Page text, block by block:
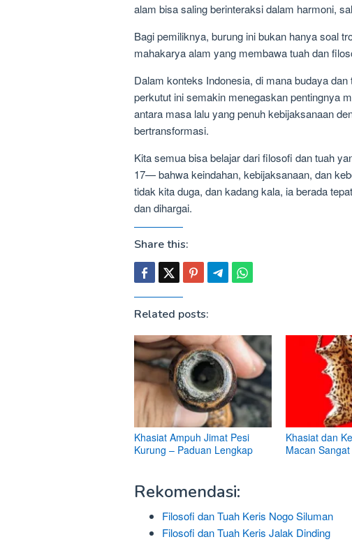
alam bisa saling berinteraksi dalam harmoni,
Bagi pemiliknya, burung ini bukan hanya soal
mahakarya alam yang membawa tuah dan
Dalam konteks Indonesia, di mana budaya
perkutut ini semakin menegaskan pentingnya
antara masa lalu yang penuh kebijaksanaan
bertransformasi.
Kita semua bisa belajar dari filosofi dan tuah
17— bahwa keindahan, kebijaksanaan, dan
tidak kita duga, dan kadang kala, ia berada
dan dihargai.
Share this:
Related posts:
Khasiat Ampuh Jimat Pesi
Kurung – Paduan Lengkap
Khasiat dan
Macan
Rekomendasi:
Filosofi dan Tuah Keris Nogo Siluman
Filosofi dan Tuah Keris Jalak Dinding